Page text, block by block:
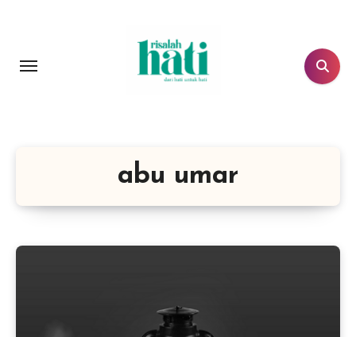
abu umar